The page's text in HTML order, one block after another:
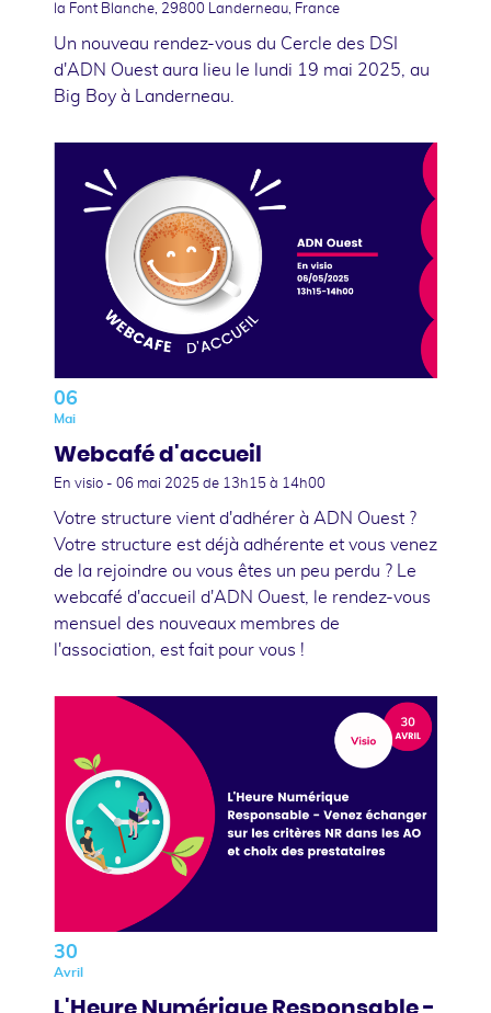
la Font Blanche, 29800 Landerneau, France
Un nouveau rendez-vous du Cercle des DSI
d'ADN Ouest aura lieu le lundi 19 mai 2025, au
Big Boy à Landerneau.
06
Mai
Webcafé d'accueil
En visio - 06 mai 2025 de 13h15 à 14h00
Votre structure vient d'adhérer à ADN Ouest ?
Votre structure est déjà adhérente et vous venez
de la rejoindre ou vous êtes un peu perdu ? Le
webcafé d'accueil d'ADN Ouest, le rendez-vous
mensuel des nouveaux membres de
l'association, est fait pour vous !
30
Avril
L'Heure Numérique Responsable -